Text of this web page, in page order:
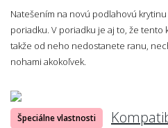
Natešením na novú podlahovú krytinu
poriadku. V poriadku je aj to, že tento
takže od neho nedostanete ranu,
nohami akokoľvek.
Špeciálne vlastnosti